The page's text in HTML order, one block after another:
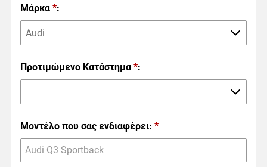
Μάρκα *:
Audi
Προτιμώμενο Κατάστημα *:
Μοντέλο που σας ενδιαφέρει: *